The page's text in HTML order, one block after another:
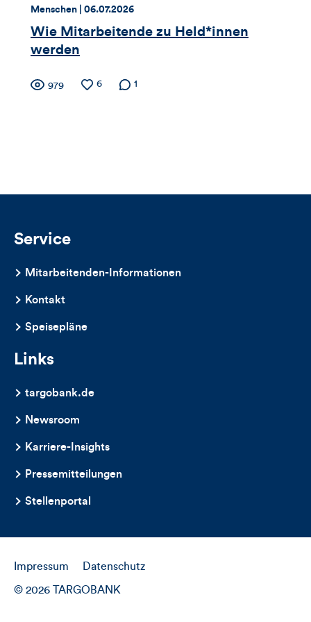
Artikels
Thema:
Menschen | Datum:
06.07.2026
Wie Mitarbeitende zu Held*innen
werden
Zähler
Kommentare
dieses
Artikels
Anzahl
979
Anzahl
6
Anzahl der
1
Service
Mitarbeitenden-Informationen
Kontakt
Speisepläne
Links
targobank.de
Newsroom
Karriere-Insights
Pressemitteilungen
Stellenportal
Impressum Datenschutz
© 2026 TARGOBANK